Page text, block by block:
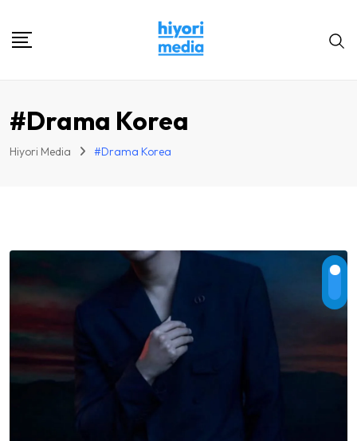
#Drama Korea
Hiyori Media #Drama Korea